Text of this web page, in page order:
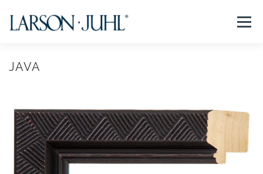
メニュー
NEWS
取扱店リスト お問い合わせ 法人のお客様
EN/CN
JAVA